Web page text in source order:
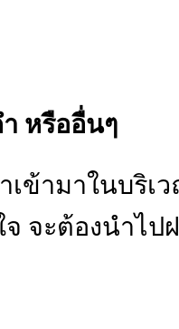
ำ หรืออื่นๆ
ข้ามาในบริเ
จะต้องนำไป